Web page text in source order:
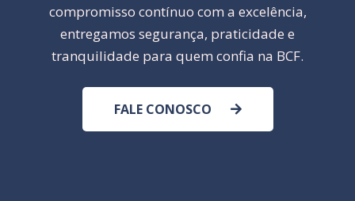
compromisso contínuo com a excelência,
entregamos segurança, praticidade e
tranquilidade para quem confia na BCF.
FALE CONOSCO